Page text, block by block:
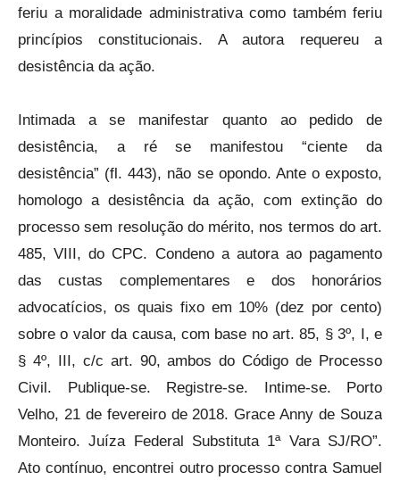
feriu a moralidade administrativa como também feriu
princípios constitucionais. A autora requereu a
desistência da ação.
Intimada a se manifestar quanto ao pedido de
desistência, a ré se manifestou “ciente da
desistência” (fl. 443), não se opondo. Ante o exposto,
homologo a desistência da ação, com extinção do
processo sem resolução do mérito, nos termos do art.
485, VIII, do CPC. Condeno a autora ao pagamento
das custas complementares e dos honorários
advocatícios, os quais fixo em 10% (dez por cento)
sobre o valor da causa, com base no art. 85, § 3º, I, e
§ 4º, III, c/c art. 90, ambos do Código de Processo
Civil. Publique-se. Registre-se. Intime-se. Porto
Velho, 21 de fevereiro de 2018. Grace Anny de Souza
Monteiro. Juíza Federal Substituta 1ª Vara SJ/RO”.
Ato contínuo, encontrei outro processo contra Samuel